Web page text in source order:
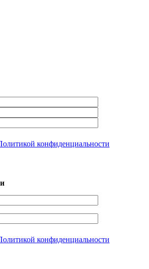
конфиденциальности
конфиденциальности